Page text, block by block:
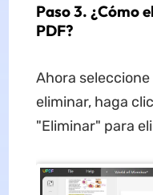
Paso 3. ¿Cómo
PDF?
Ahora
eliminar, haga
"Eliminar" para